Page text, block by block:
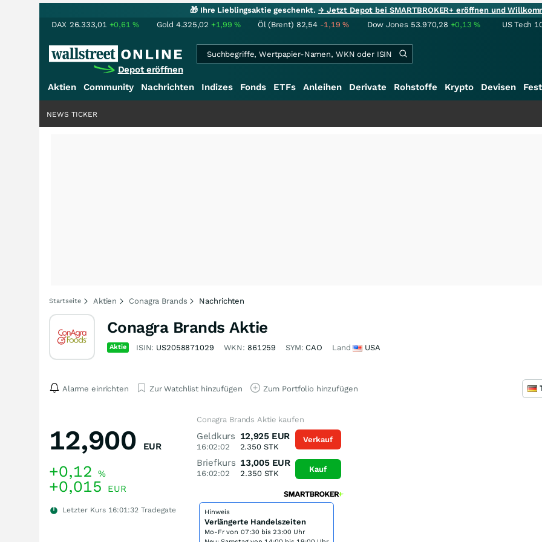
🎁 Ihre Lieblingsaktie geschenkt.→ Jetzt Depot bei SMARTBROKER+ eröffnen und
DAX 26.333,01 +0,61% Gold 4.325,02 +1,99% Öl (Brent) 82,54 -1,19% Dow Jones 53.970,28 +0,13% US Tech
Depot eröffnen
Aktien Community Nachrichten Indizes Fonds ETFs Anleihen Derivate Rohstoffe Krypto Devisen
NEWS TICKER
Startseite Aktien Conagra Brands Nachrichten
Conagra Brands Aktie
Aktie ISIN: US2058871029 WKN: 861259 SYM: CAO Land USA
Alarme einrichten Zur Watchlist hinzufügen Zum Portfolio hinzufügen
12,900 EUR
+0,12 %
+0,015 EUR
Letzter Kurs 16:01:32 Tradegate
Conagra Brands Aktie kaufen
Geldkurs
16:02:02
12,925 EUR
2.350STK
Briefkurs
16:02:02
13,005 EUR
2.350STK
Verkauf
Kauf
Hinweis
Verlängerte Handelszeiten
Mo-Fr von 07:30 bis 23:00 Uhr